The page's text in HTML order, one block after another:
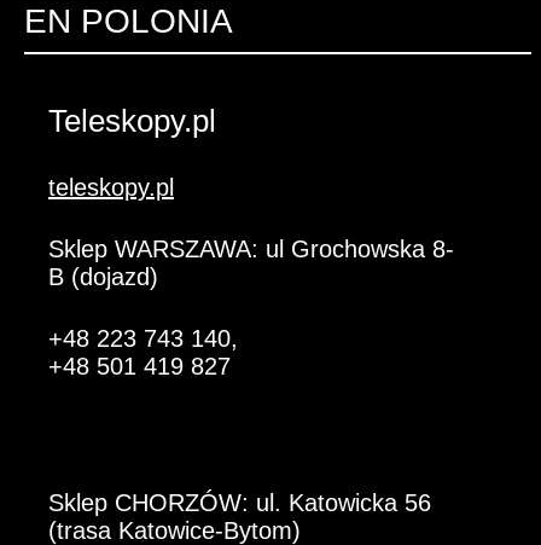
EN POLONIA
Teleskopy.pl
teleskopy.pl
Sklep WARSZAWA: ul Grochowska 8-
B (dojazd)
+48 223 743 140,
+48 501 419 827
Sklep CHORZÓW: ul. Katowicka 56
(trasa Katowice-Bytom)